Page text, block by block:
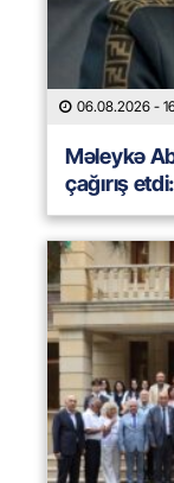
06.08.2026 -
Məleykə
çağırış